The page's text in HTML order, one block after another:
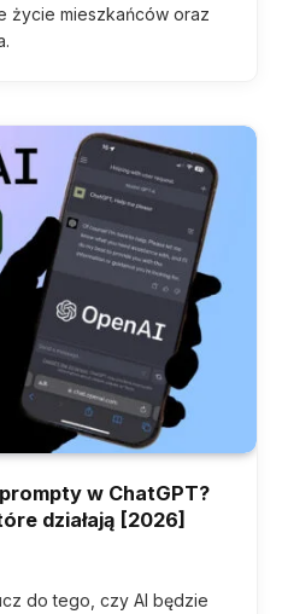
życie mieszkańców oraz
w ChatGPT?
działają [2026]
do tego, czy AI będzie